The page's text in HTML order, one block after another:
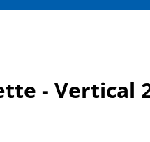
- Vertical